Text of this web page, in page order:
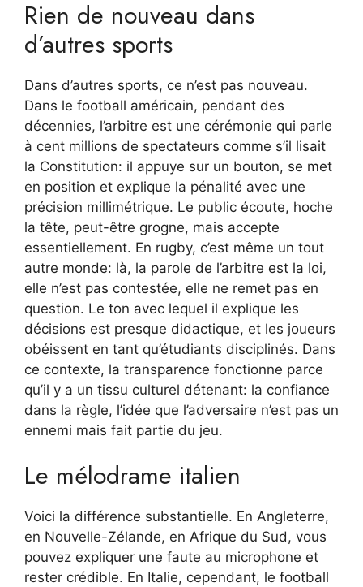
Rien de nouveau dans
d’autres sports
Dans d’autres sports, ce n’est pas nouveau.
Dans le football américain, pendant des
décennies, l’arbitre est une cérémonie qui parle
à cent millions de spectateurs comme s’il lisait
la Constitution: il appuye sur un bouton, se met
en position et explique la pénalité avec une
précision millimétrique. Le public écoute, hoche
la tête, peut-être grogne, mais accepte
essentiellement. En rugby, c’est même un tout
autre monde: là, la parole de l’arbitre est la loi,
elle n’est pas contestée, elle ne remet pas en
question. Le ton avec lequel il explique les
décisions est presque didactique, et les joueurs
obéissent en tant qu’étudiants disciplinés. Dans
ce contexte, la transparence fonctionne parce
qu’il y a un tissu culturel détenant: la confiance
dans la règle, l’idée que l’adversaire n’est pas un
ennemi mais fait partie du jeu.
Le mélodrame italien
Voici la différence substantielle. En Angleterre,
en Nouvelle-Zélande, en Afrique du Sud, vous
pouvez expliquer une faute au microphone et
rester crédible. En Italie, cependant, le football